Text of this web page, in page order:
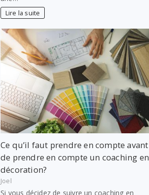
Lire la suite
Ce qu’il faut prendre en compte avant
de prendre en compte un coaching en
décoration?
Joel
Si vous décidez de suivre un coaching en